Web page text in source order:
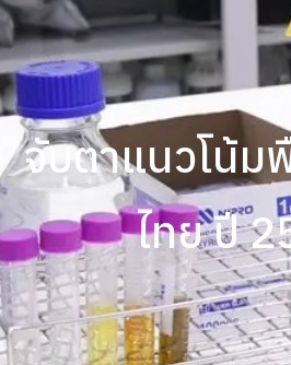
จับตาแนวโน้ม
ไทย ปี